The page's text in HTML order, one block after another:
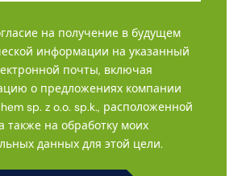
на получение в будущем
информации на указанный
почты, включая
о предложениях компании
sp. z o.o. sp.k., расположенной
также на обработку моих
данных для этой цели.